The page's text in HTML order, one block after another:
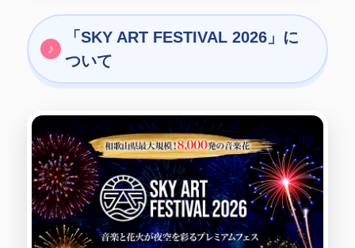
「SKY ART FESTIVAL 2026」に
ついて